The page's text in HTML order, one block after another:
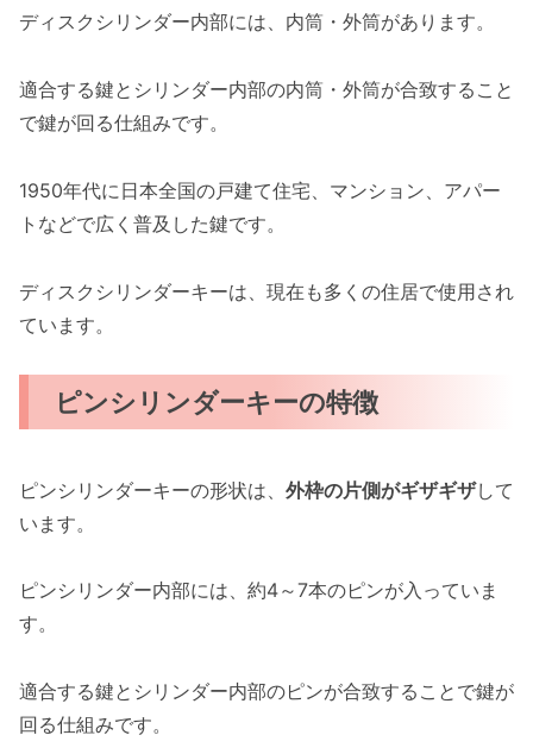
ディスクシリンダー内部には、内筒・外筒があります。
適合する鍵とシリンダー内部の内筒・外筒が合致すること
で鍵が回る仕組みです。
1950年代に日本全国の戸建て住宅、マンション、アパー
トなどで広く普及した鍵です。
ディスクシリンダーキーは、現在も多くの住居で使用され
ています。
ピンシリンダーキーの特徴
ピンシリンダーキーの形状は、 外枠の片側がギザギザして
います。
ピンシリンダー内部には、約4～7本のピンが入っていま
す。
適合する鍵とシリンダー内部のピンが合致することで鍵が
回る仕組みです。